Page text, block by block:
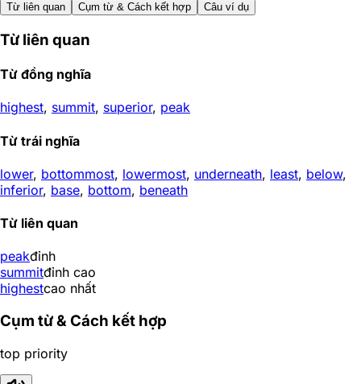
Từ liên quan Cụm từ & Cách kết hợp Câu ví dụ
Từ liên quan
Từ đồng nghĩa
highest, summit, superior, peak
Từ trái nghĩa
lower, bottommost, lowermost, underneath, least, below,
inferior, base, bottom, beneath
Từ liên quan
peakđỉnh
summitđỉnh cao
highestcao nhất
Cụm từ & Cách kết hợp
top priority